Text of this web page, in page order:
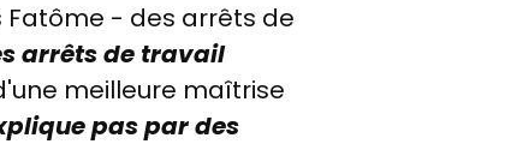
Fatôme - des arrêts de
arrêts de travail
meilleure maîtrise
pas par des